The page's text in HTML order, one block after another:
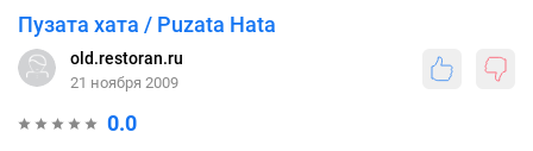
Пузата хата / Puzata Hata
old.restoran.ru
21 ноября 2009
0.0